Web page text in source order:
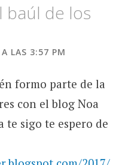
baúl de los
LAS 3:57 PM
formo parte de la
con el blog Noa
te sigo te espero de